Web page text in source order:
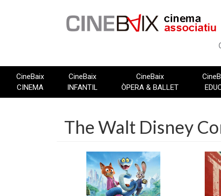
CineBaix
CINEMA
CineBaix
INFANTIL
CineBaix
ÒPERA & BALLET
The Walt Disney